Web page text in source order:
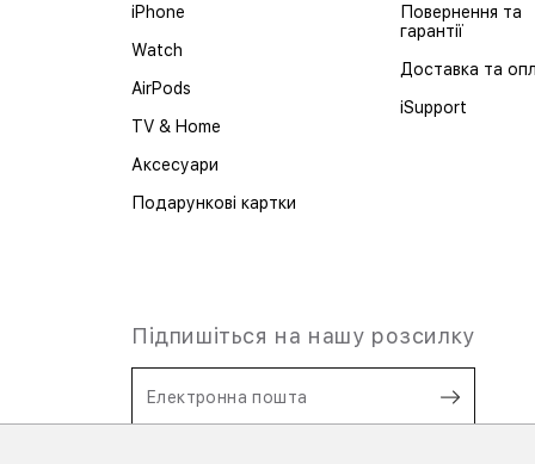
iPhone
Watch
AirPods
TV & Home
Аксесуари
Подарункові картки
Повернення та
гарантії
Доставка та
iSupport
Підпишіться на нашу розсилку
Електронна пошта